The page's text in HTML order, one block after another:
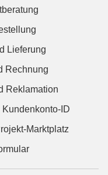
Lieferung
Rechnung
Reklamation
ID
Marktplatz